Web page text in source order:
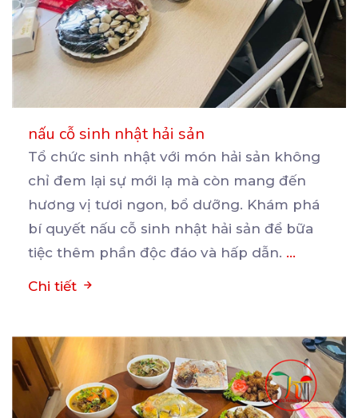
nấu cỗ sinh nhật hải sản
Tổ chức sinh nhật với món hải sản không
chỉ đem lại sự mới lạ mà còn mang đến
hương vị tươi ngon, bổ dưỡng. Khám phá
bí quyết nấu cỗ sinh nhật hải sản để bữa
tiệc thêm phần độc đáo và hấp dẫn. ...
Chi tiết